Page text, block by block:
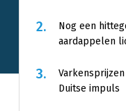
2.
Nog een
aardappelen
3.
Duitse impuls